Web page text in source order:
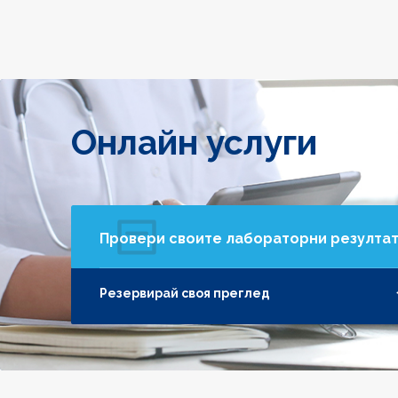
Онлайн услуги
Провери своите лабораторни
Резервирай своя преглед